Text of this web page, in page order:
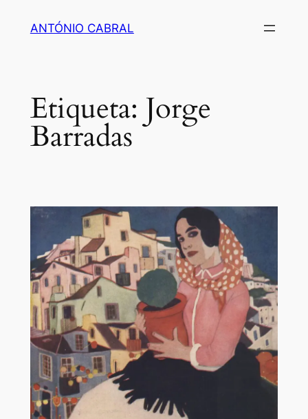
ANTÓNIO CABRAL
Etiqueta: Jorge
Barradas